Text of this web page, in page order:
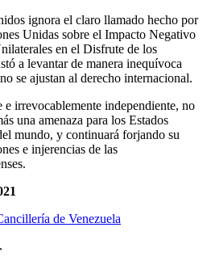
ignora el claro llamado hecho por
Unidas sobre el Impacto Negativo
en el Disfrute de los
a levantar de manera inequívoca
se ajustan al derecho internacional.
irrevocablemente independiente, no
una amenaza para los Estados
mundo, y continuará forjando su
e injerencias de las
de Venezuela